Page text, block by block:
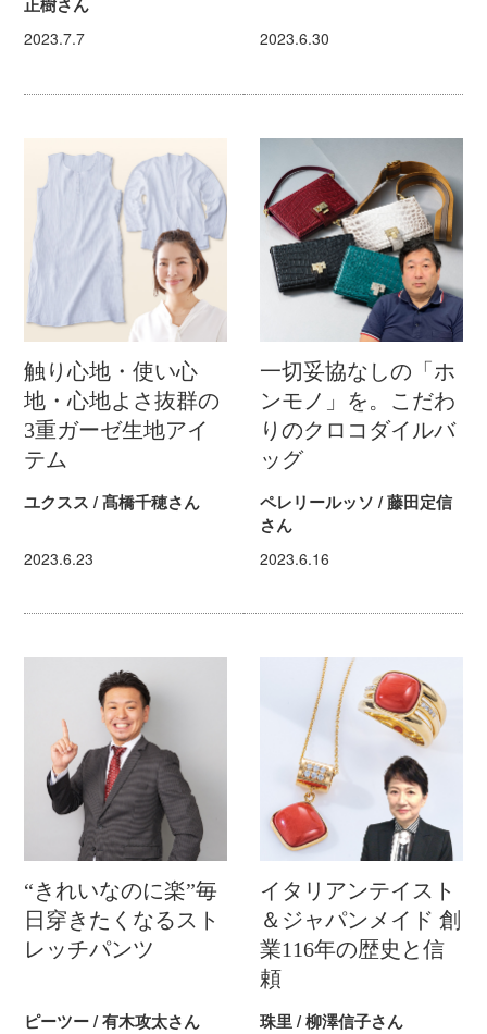
正樹さん
2023.7.7 2023.6.30
触り心地・使い心
地・心地よさ抜群の
3重ガーゼ生地アイ
テム
ユクスス / 髙橋千穂さん
2023.6.23
一切妥協なしの「ホ
ンモノ」を。こだわ
りのクロコダイルバ
ッグ
ペレリールッソ / 藤田定信
さん
2023.6.16
“きれいなのに楽”毎
日穿きたくなるスト
レッチパンツ
ピーツー / 有木攻太さん
イタリアンテイスト
＆ジャパンメイド 創
業116年の歴史と信
頼
珠里 / 柳澤信子さん